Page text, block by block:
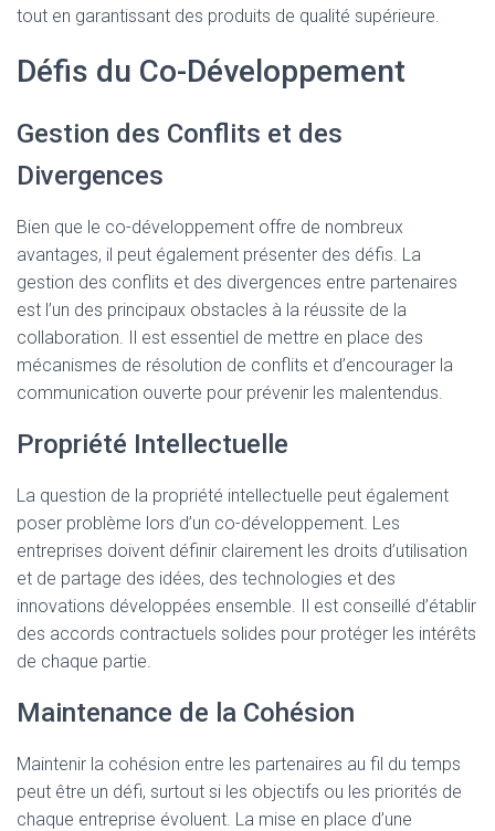
tout en garantissant des produits de qualité supérieure.
Défis du Co-Développement
Gestion des Conflits et des
Divergences
Bien que le co-développement offre de nombreux
avantages, il peut également présenter des défis. La
gestion des conflits et des divergences entre partenaires
est l’un des principaux obstacles à la réussite de la
collaboration. Il est essentiel de mettre en place des
mécanismes de résolution de conflits et d’encourager la
communication ouverte pour prévenir les malentendus.
Propriété Intellectuelle
La question de la propriété intellectuelle peut également
poser problème lors d’un co-développement. Les
entreprises doivent définir clairement les droits d’utilisation
et de partage des idées, des technologies et des
innovations développées ensemble. Il est conseillé d’établir
des accords contractuels solides pour protéger les intérêts
de chaque partie.
Maintenance de la Cohésion
Maintenir la cohésion entre les partenaires au fil du temps
peut être un défi, surtout si les objectifs ou les priorités de
chaque entreprise évoluent. La mise en place d’une